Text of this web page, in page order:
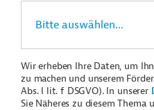
Wir erheben Ihre Daten, um
zu machen und unserem
Abs. I lit. f DSGVO). In unserer
Sie Näheres zu diesem Thema